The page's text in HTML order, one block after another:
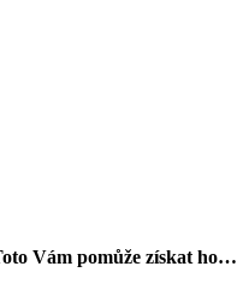
Vám pomůže získat ho…